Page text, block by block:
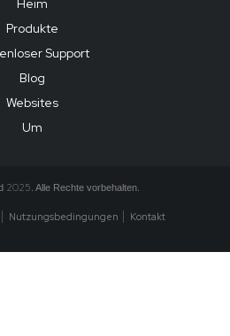
Heim
Produkte
Support
Blog
Websites
Um
2025 . Alle Rechte vorbehalten.
Nutzungsbedingungen Kontakt